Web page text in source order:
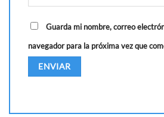
Guarda mi nombre, correo
navegador para la próxima vez que